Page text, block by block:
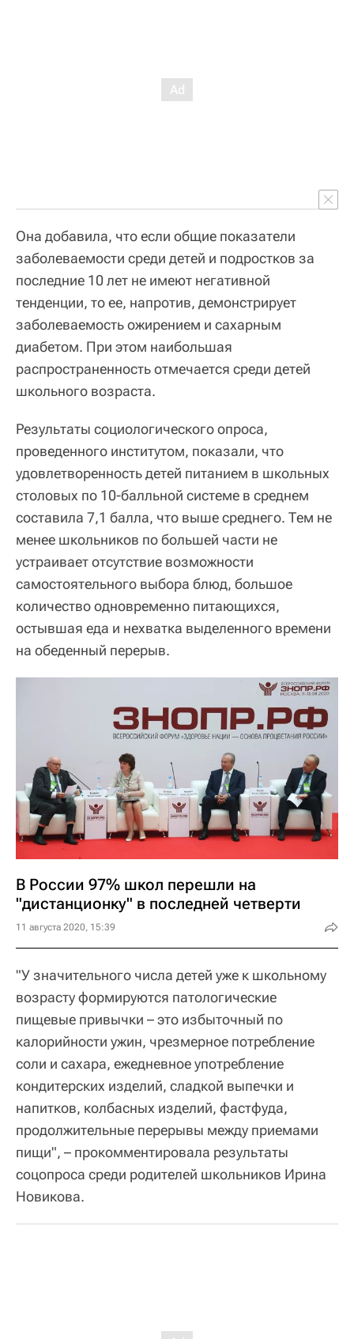
Она добавила, что если общие показатели
заболеваемости среди детей и подростков за
последние 10 лет не имеют негативной
тенденции, то ее, напротив, демонстрирует
заболеваемость ожирением и сахарным
диабетом. При этом наибольшая
распространенность отмечается среди детей
школьного возраста.
Результаты социологического опроса,
проведенного институтом, показали, что
удовлетворенность детей питанием в школьных
столовых по 10-балльной системе в среднем
составила 7,1 балла, что выше среднего. Тем не
менее школьников по большей части не
устраивает отсутствие возможности
самостоятельного выбора блюд, большое
количество одновременно питающихся,
остывшая еда и нехватка выделенного времени
на обеденный перерыв.
В России 97% школ перешли на
"дистанционку" в последней четверти
11 августа 2020, 15:39
"У значительного числа детей уже к школьному
возрасту формируются патологические
пищевые привычки – это избыточный по
калорийности ужин, чрезмерное потребление
соли и сахара, ежедневное употребление
кондитерских изделий, сладкой выпечки и
напитков, колбасных изделий, фастфуда,
продолжительные перерывы между приемами
пищи", – прокомментировала результаты
соцопроса среди родителей школьников Ирина
Новикова.